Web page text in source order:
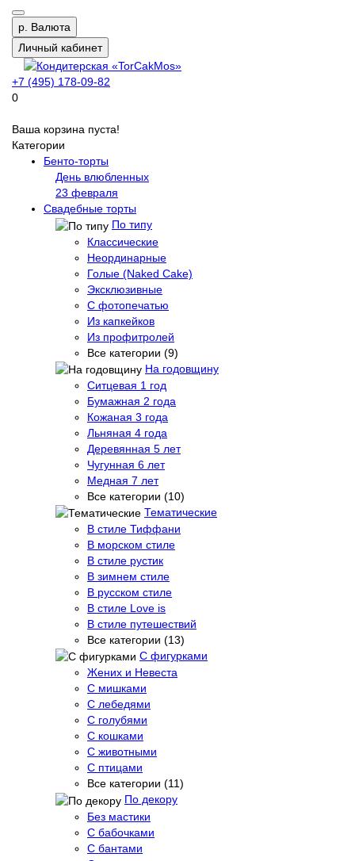
р. Валюта
Личный кабинет
+7 (495) 178-09-82
0
Ваша корзина пуста!
Категории
Бенто-торты
День влюбленных
23 февраля
Свадебные торты
По типу
Классические
Неординарные
Голые (Naked Cake)
Эксклюзивные
С фотопечатью
Из капкейков
Из профитролей
Все категории (9)
На годовщину
Ситцевая 1 год
Бумажная 2 года
Кожаная 3 года
Льняная 4 года
Деревянная 5 лет
Чугунная 6 лет
Медная 7 лет
Все категории (10)
Тематические
В стиле Тиффани
В морском стиле
В стиле рустик
В зимнем стиле
В русском стиле
В стиле Love is
В стиле путешествий
Все категории (13)
С фигурками
Жених и Невеста
С мишками
С лебедями
С голубями
С кошками
С животными
С птицами
Все категории (11)
По декору
Без мастики
С бабочками
С бантами